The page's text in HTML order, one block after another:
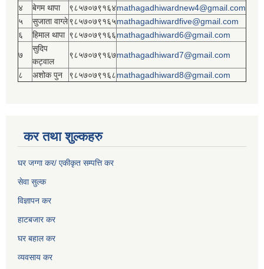
४ बेगम थापा ९८५७०७९१६४mathagadhiwardnew4@gmail.com
५
सुजाता वाग्ले९८५७०७९१६५mathagadhiwardfive@gmail.com
६
हिमाल थापा ९८५७०७९१६६mathagadhiward6@gmail.com
७
सुदिप
कट्वाल
९८५७०७९१६७mathagadhiward7@gmail.com
८ अशोक पुन ९८५७०७९१६८mathagadhiward8@gmail.com
कर तथा शुल्कहरु
घर जग्गा कर/ एकीकृत सम्पत्ति कर
सेवा सुल्क
विज्ञापन कर
हाटबजार कर
घर बहाल कर
व्यवसाय कर